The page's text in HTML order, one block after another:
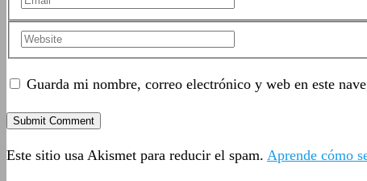
Guarda mi nombre, correo electrónico y web en este
Este sitio usa Akismet para reducir el spam. Aprende cómo